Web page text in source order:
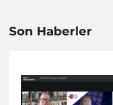
Son Haberler